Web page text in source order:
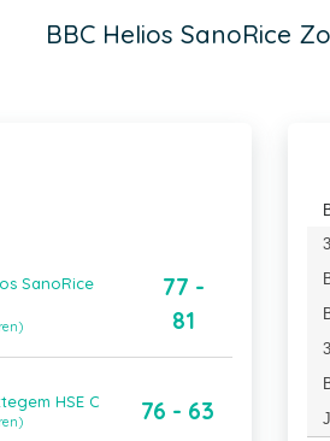
BBC Helios SanoRice
SanoRice
77 -
81
HSE C 76 - 63